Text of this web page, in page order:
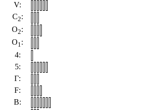
V:
C2:
O2:
O1:
4:
5:
Γ:
F:
B: